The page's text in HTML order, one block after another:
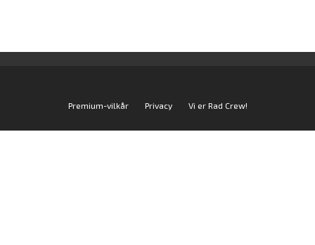
Premium-vilkår Privacy Vi er Rad Crew!